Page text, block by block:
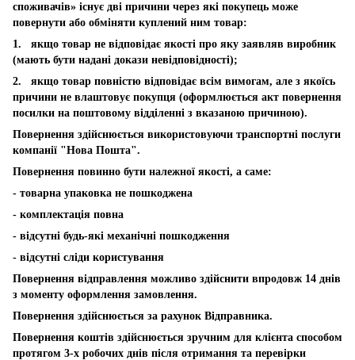
споживачів» існує дві причини через які покупець може
повернути або обміняти куплений ним товар:
1. якщо товар не відповідає якості про яку заявляв виробник
(мають бути надані докази невідповідності);
2. якщо товар повністю відповідає всім вимогам, але з якоїсь
причини не влаштовує покупця (оформлюється акт повернення
посилки на поштовому відділенні з вказаною причиною).
Повернення здійснюється використовуючи транспортні послуги
компанії "Нова Пошта".
Повернення повинно бути належної якості, а саме:
- товарна упаковка не пошкоджена
- комплектація повна
- відсутні будь-які механічні пошкодження
- відсутні сліди користування
Повернення відправлення можливо здійснити впродовж 14 днів
з моменту оформлення замовлення.
Повернення здійснюється за рахунок Відправника.
Повернення коштів здійснюється зручним для клієнта способом
протягом 3-х робочих днів після отримання та перевірки